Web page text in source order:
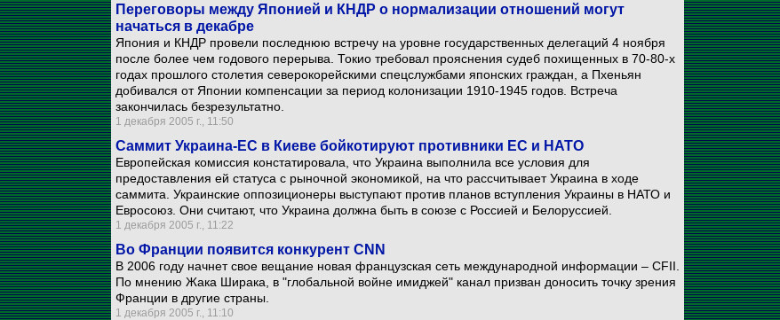
Переговоры между Японией и КНДР о нормализации отношений могут
начаться в декабре
Япония и КНДР провели последнюю встречу на уровне государственных делегаций 4 ноября
после более чем годового перерыва. Токио требовал прояснения судеб похищенных в 70-80-х
годах прошлого столетия северокорейскими спецслужбами японских граждан, а Пхеньян
добивался от Японии компенсации за период колонизации 1910-1945 годов. Встреча
закончилась безрезультатно.
1 декабря 2005 г., 11:50
Саммит Украина-ЕС в Киеве бойкотируют противники ЕС и НАТО
Европейская комиссия констатировала, что Украина выполнила все условия для
предоставления ей статуса с рыночной экономикой, на что рассчитывает Украина в ходе
саммита. Украинские оппозиционеры выступают против планов вступления Украины в НАТО и
Евросоюз. Они считают, что Украина должна быть в союзе с Россией и Белоруссией.
1 декабря 2005 г., 11:22
Во Франции появится конкурент CNN
В 2006 году начнет свое вещание новая французская сеть международной информации – CFII.
По мнению Жака Ширака, в "глобальной войне имиджей" канал призван доносить точку зрения
Франции в другие страны.
1 декабря 2005 г., 11:10